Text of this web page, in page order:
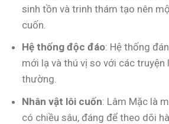
sinh tồn và trinh thám tạo nên
cuốn.
Hệ thống độc đáo: Hệ thống
mới lạ và thú vị so với các truyện
thường.
Nhân vật lôi cuốn: Lâm Mặc là
có chiều sâu, đáng để theo dõi